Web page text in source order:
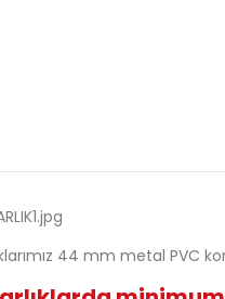
44 mm metal PVC